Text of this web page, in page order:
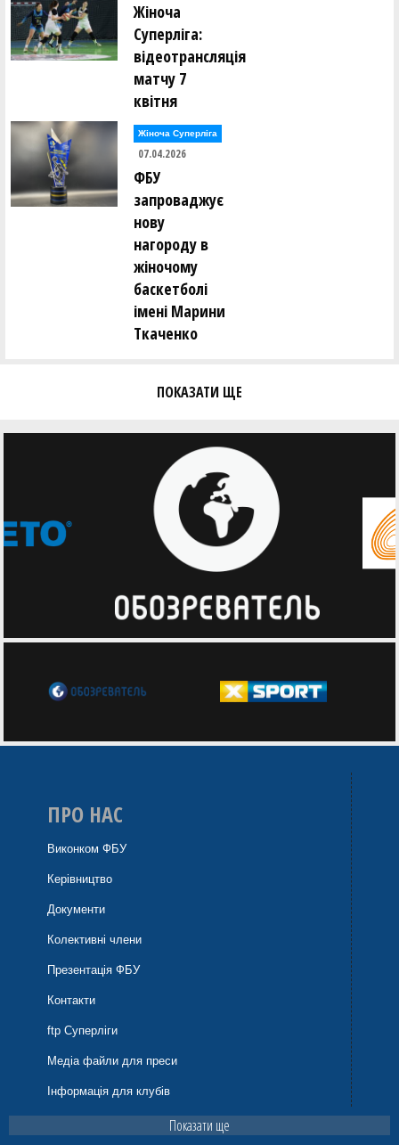
Жіноча
Суперліга:
відеотрансляція
матчу 7
квітня
Жіноча Суперліга
07.04.2026
ФБУ
запроваджує
нову
нагороду в
жіночому
баскетболі
імені Марини
Ткаченко
ПОКАЗАТИ ЩЕ
ПРО НАС
Виконком ФБУ
Керівництво
Документи
Колективні члени
Презентація ФБУ
Контакти
ftp Суперліги
Медіа файли для преси
Інформація для клубів
Показати ще